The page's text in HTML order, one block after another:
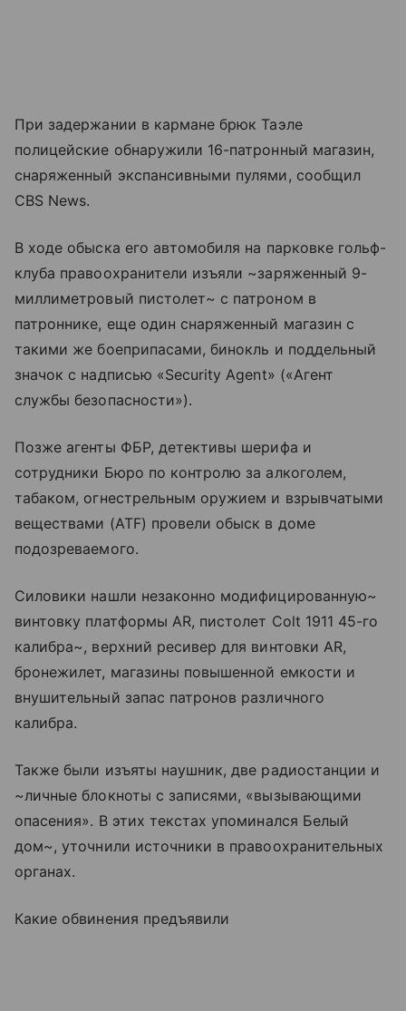
При задержании в кармане брюк Таэле
полицейские обнаружили 16-патронный магазин,
снаряженный экспансивными пулями, сообщил
CBS News.
В ходе обыска его автомобиля на парковке гольф-
клуба правоохранители изъяли ~заряженный 9-
миллиметровый пистолет~ с патроном в
патроннике, еще один снаряженный магазин с
такими же боеприпасами, бинокль и поддельный
значок с надписью «Security Agent» («Агент
службы безопасности»).
Позже агенты ФБР, детективы шерифа и
сотрудники Бюро по контролю за алкоголем,
табаком, огнестрельным оружием и взрывчатыми
веществами (ATF) провели обыск в доме
подозреваемого.
Силовики нашли незаконно модифицированную~
винтовку платформы AR, пистолет Colt 1911 45-го
калибра~, верхний ресивер для винтовки AR,
бронежилет, магазины повышенной емкости и
внушительный запас патронов различного
калибра.
Также были изъяты наушник, две радиостанции и
~личные блокноты с записями, «вызывающими
опасения». В этих текстах упоминался Белый
дом~, уточнили источники в правоохранительных
органах.
Какие обвинения предъявили